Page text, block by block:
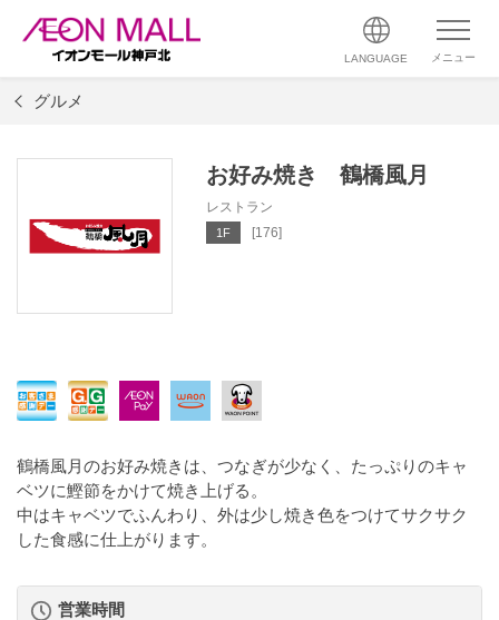
LANGUAGE メニュー
グルメ
お好み焼き 鶴橋風月
レストラン
1F [176]
鶴橋風月のお好み焼きは、つなぎが少なく、たっぷりのキャ
ベツに鰹節をかけて焼き上げる。
中はキャベツでふんわり、外は少し焼き色をつけてサクサク
した食感に仕上がります。
営業時間